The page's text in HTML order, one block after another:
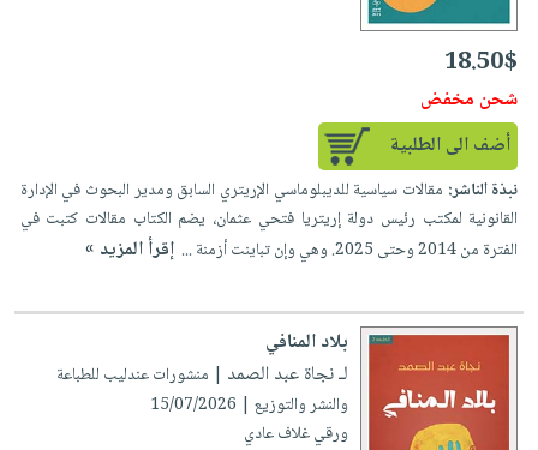
18.50$
شحن مخفض
أضف الى الطلبية
نبذة الناشر: مقالات سياسية للديبلوماسي الإريتري السابق ومدير البحوث في الإدارة
القانونية لمكتب رئيس دولة إريتريا فتحي عثمان، يضم الكتاب مقالات كتبت في
الفترة من 2014 وحتى 2025. وهي وإن تباينت أزمنة ...
إقرأ المزيد »
بلاد المنافي
لـ نجاة عبد الصمد | منشورات عندليب للطباعة
والنشر والتوزيع | 15/07/2026
ورقي غلاف عادي